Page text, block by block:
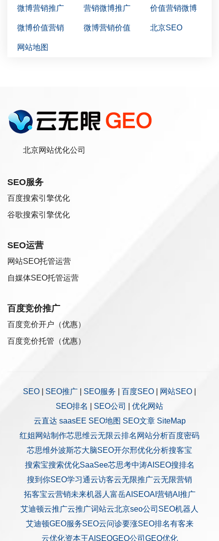
微博营销推广 营销微博推广 价值营销微博
微博价值营销 微博营销价值 北京SEO
网站地图
北京网站优化公司
SEO服务
百度搜索引擎优化
谷歌搜索引擎优化
SEO运营
网站SEO托管运营
自媒体SEO托管运营
百度竞价推广
百度竞价开户（优惠）
百度竞价托管（优惠）
SEO SEO推广 SEO服务 百度SEO 网站SEO
SEO排名
SEO公司
优化网站
云直达 saasEE SEO地图 SEO文章 SiteMap
红姐网站制作芯思维云无限云排名 网站分析百度密码
芯思维外波斯芯大脑SEO开尔邢优化分析搜客宝
搜索宝搜索优化SaaSee芯思考中涛AISEO搜排名
搜到你SEO学习通云访客云无限推广云无限营销
拓客宝云营销未来机器人 富岳AISEOAI营销AI推广
艾迪顿云推广云推广词站云北京seo公司 SEO机器人
艾迪顿GEO服务SEO云问诊要涨SEO排名有客来
云优化资本王AISEOGEO公司 GEO优化